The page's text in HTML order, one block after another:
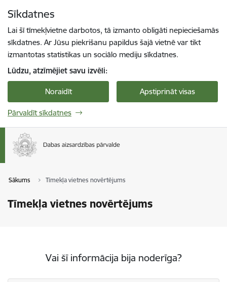
Sīkdatnes
Lai šī tīmekļvietne darbotos, tā izmanto obligāti nepieciešamās
sīkdatnes. Ar Jūsu piekrišanu papildus šajā vietnē var tikt
izmantotas statistikas un sociālo mediju sīkdatnes.
Lūdzu, atzīmējiet savu izvēli:
Noraidīt Apstiprināt visas
Pārvaldīt sīkdatnes
Sākums Tīmekļa vietnes novērtējums
Tīmekļa vietnes novērtējums
Vai šī informācija bija noderīga?